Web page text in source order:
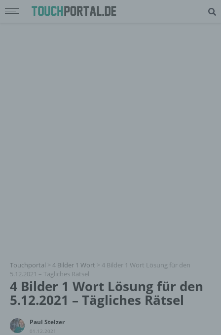
Touchportal > 4 Bilder 1 Wort > 4 Bilder 1 Wort Lösung für den
5.12.2021 – Tägliches Rätsel
4 Bilder 1 Wort Lösung für den
5.12.2021 – Tägliches Rätsel
Paul Stelzer
01.12.2021